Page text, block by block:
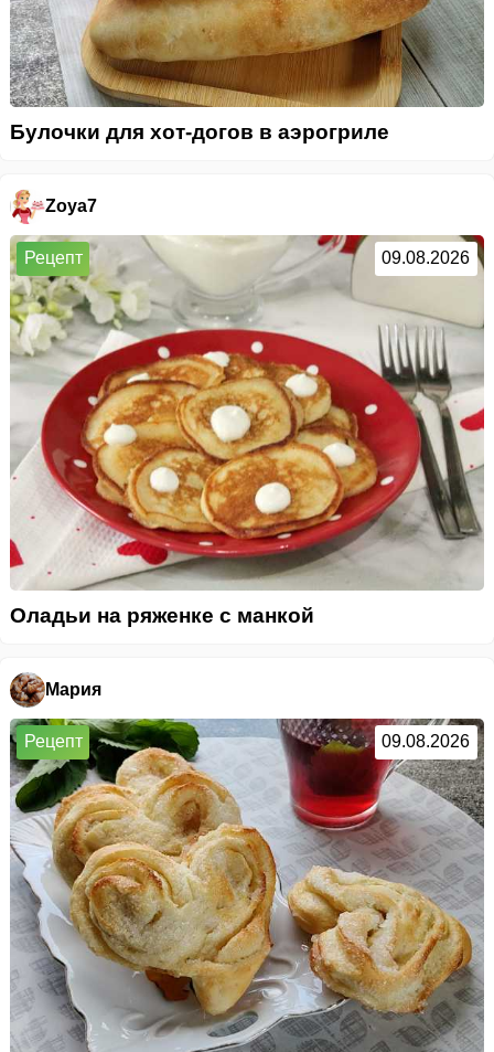
Булочки для хот-догов в аэрогриле
Zoya7
Рецепт 09.08.2026
Оладьи на ряженке с манкой
Мария
Рецепт 09.08.2026